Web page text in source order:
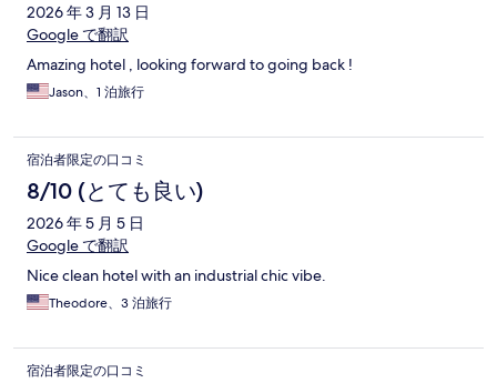
2026 年 3 月 13 日
Google で翻訳
Amazing hotel , looking forward to going back !
Jason、1 泊旅行
宿泊者限定の口コミ
8/10 (とても良い)
2026 年 5 月 5 日
Google で翻訳
Nice clean hotel with an industrial chic vibe.
Theodore、3 泊旅行
宿泊者限定の口コミ